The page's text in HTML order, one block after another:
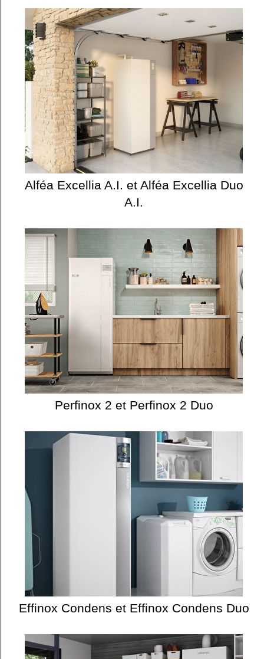
Alféa Excellia A.I. et Alféa Excellia Duo
A.I.
Perfinox 2 et Perfinox 2 Duo
Effinox Condens et Effinox Condens Duo